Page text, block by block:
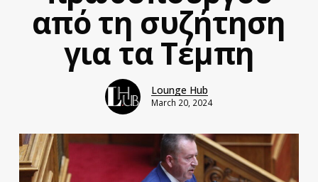
από τη συζήτηση
για τα Τέμπη
Lounge Hub
March 20, 2024